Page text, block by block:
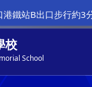
鐵站B出口步行約3
校
School